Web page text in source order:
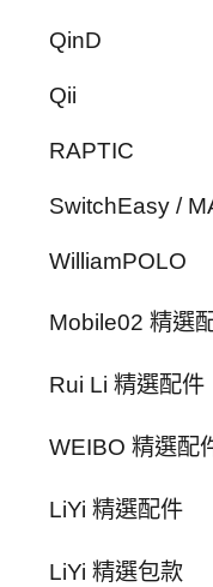
QinD
Qii
RAPTIC
SwitchEasy /
WilliamPOLO
Mobile02 精選
Rui Li 精選配件
WEIBO 精選配
LiYi 精選配件
LiYi 精選包款